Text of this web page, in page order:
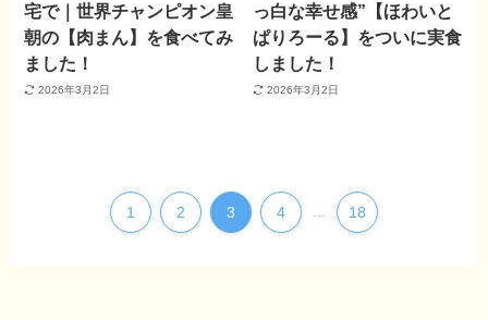
宅で｜世界チャンピオン皇
朝の【肉まん】を食べてみ
ました！
2026年3月2日
っ白な幸せ感”【ほわいと
ぱりろーる】をついに実食
しました！
2026年3月2日
1 2 3 4 ... 18